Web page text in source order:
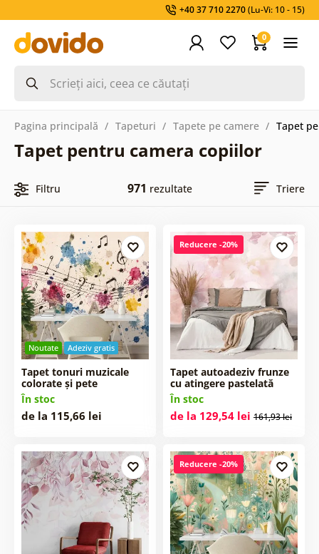
+40 37 710 2270(Lu-Vi: 10 - 15)
0
Pagina principală Tapeturi Tapete pe camere Tapet
Tapet pentru camera copiilor
Filtru 971 rezultate Triere
Noutate Adeziv gratis
Tapet tonuri muzicale
colorate și pete
În stoc
de la 115,66 lei
Reducere -20%
Tapet autoadeziv frunze
cu atingere pastelată
În stoc
de la 129,54 lei 161,93 lei
Reducere -20%